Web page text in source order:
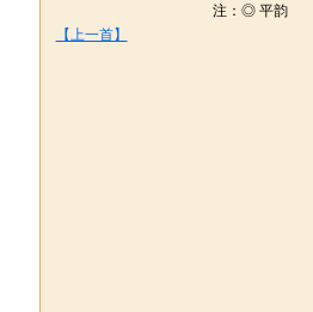
注：◎ 平
【上一首】